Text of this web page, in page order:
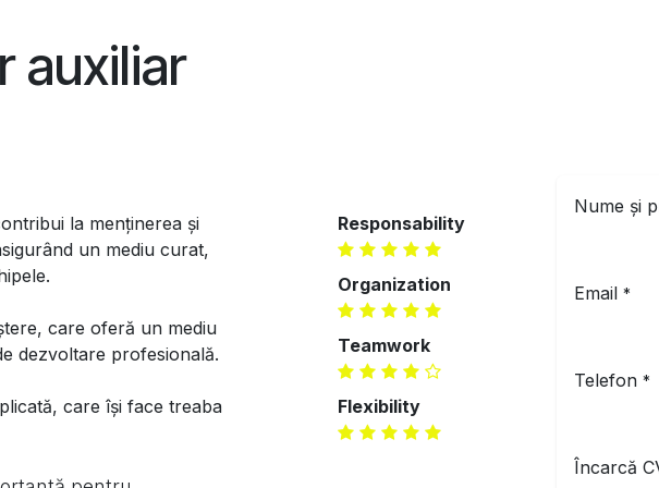
auxiliar
la menținerea și
un mediu curat,
care oferă un mediu
dezvoltare profesională.
care își face treaba
Responsability
​Organization
Teamwork
Flexibility
Nume și
Email *
Telefon *
Încarcă